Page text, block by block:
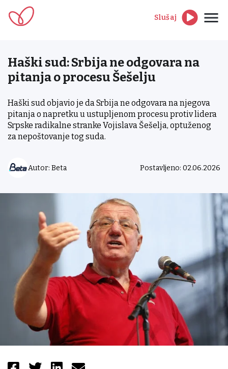
Slušaj
Haški sud: Srbija ne odgovara na
pitanja o procesu Šešelju
Haški sud objavio je da Srbija ne odgovara na njegova
pitanja o napretku u ustupljenom procesu protiv lidera
Srpske radikalne stranke Vojislava Šešelja, optuženog
za nepoštovanje tog suda.
Autor: Beta Postavljeno: 02.06.2026